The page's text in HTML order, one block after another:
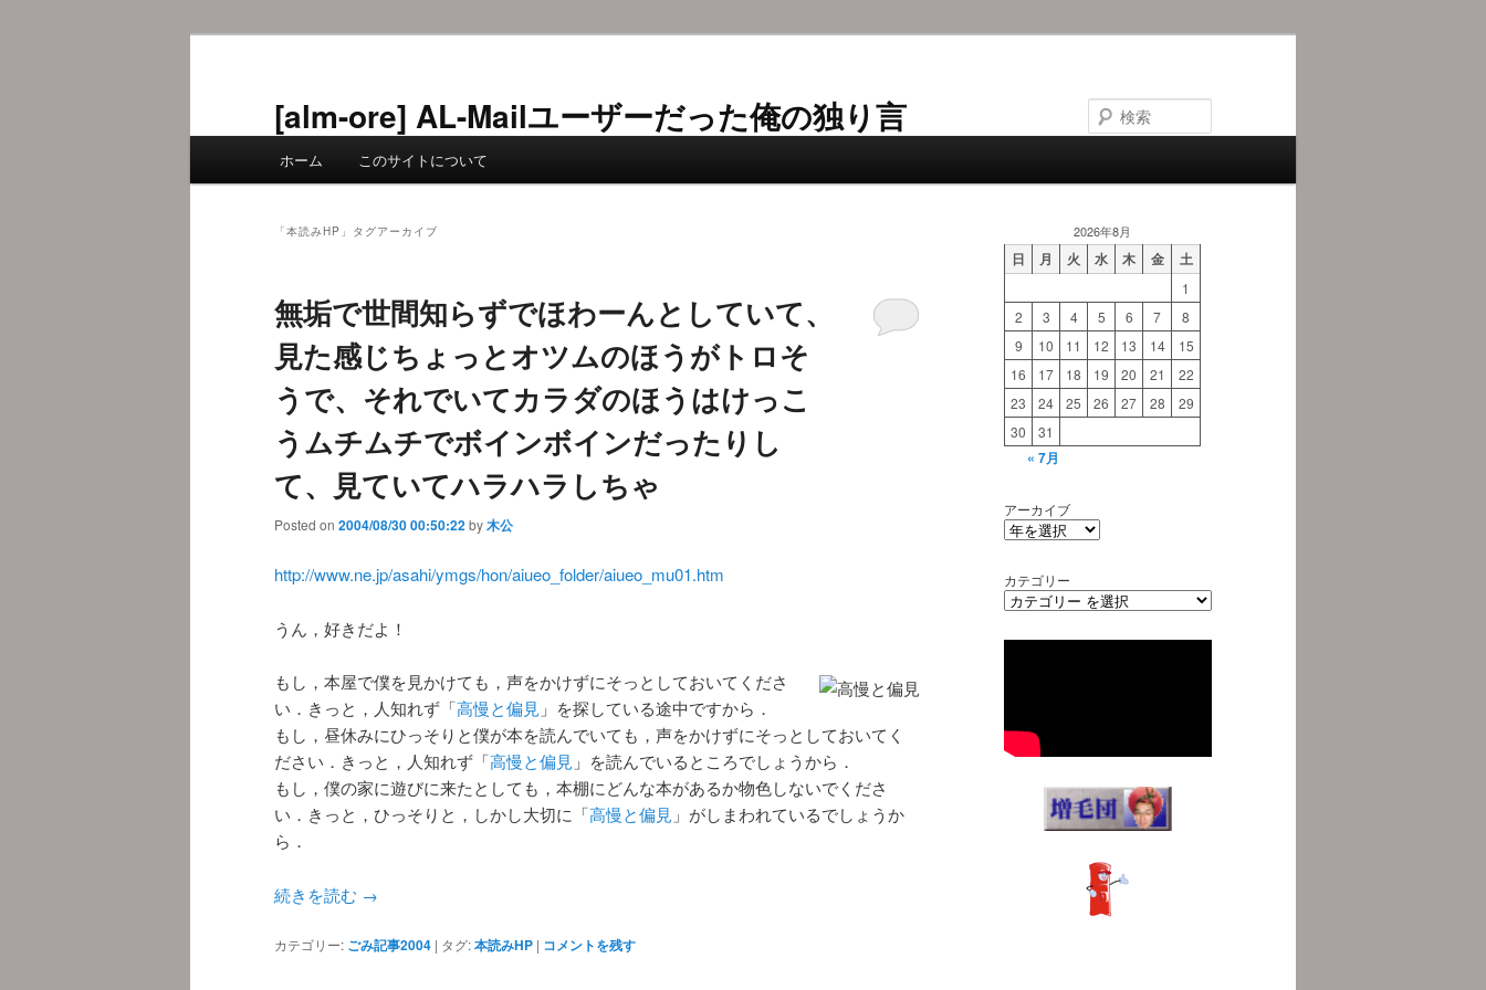
[alm-ore] AL-Mailユーザーだった俺の独り言
索
ホーム このサイトについて
「本読みHP 」タグアーカイブ
無垢で世間知らずでほわーんとしていて、
見た感じちょっとオツムのほうがトロそ
うで、それでいてカラダのほうはけっこ
うムチムチでボインボインだったりし
て、見ていてハラハラしちゃ
Posted on 2004/08/30 00:50:22by木公
http://www.ne.jp/asahi/ymgs/hon/aiueo_folder/aiueo_mu01.htm
うん，好きだよ！
もし，本屋で僕を見かけても，声をかけずにそっとしておいてくださ
い．きっと，人知れず「高慢と偏見 」を探している途中ですから．
もし，昼休みにひっそりと僕が本を読んでいても，声をかけずにそっとしておいてく
ださい．きっと，人知れず「高慢と偏見 」を読んでいるところでしょうから．
もし，僕の家に遊びに来たとしても，本棚にどんな本があるか物色しないでくださ
い．きっと，ひっそりと，しかし大切に「高慢と偏見 」がしまわれているでしょうか
ら．
続きを読む →
カテゴリー: ごみ記事2004 | タグ:本読みHP | コメントを残す
2026年8月
日 月 火 水 木 金 土
1
2
3 4 5 6 7
8
9
10 11 12 13 14
15
16
17 18 19 20 21
22
23
24 25 26 27 28
29
30
31
« 7月
アーカイブ
カテゴリー